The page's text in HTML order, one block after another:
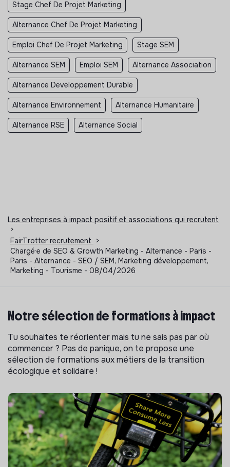
Stage Chef De Projet Marketing
Alternance Chef De Projet Marketing
Emploi Chef De Projet Marketing Stage SEM
Alternance SEM Emploi SEM Alternance Association
Alternance Developpement Durable
Alternance Environnement Alternance Humanitaire
Alternance RSE Alternance Social
Les entreprises à impact positif et associations qui recrutent
>
FairTrotter recrutement
>
Chargé·e de SEO & Growth Marketing - Alternance - Paris -
Paris - Alternance - SEO / SEM, Marketing développement,
Marketing - Tourisme - 08/04/2026
Notre sélection de formations à impact
Tu souhaites te réorienter mais tu ne sais pas par où
commencer ? Pas de panique, on te propose une
sélection de formations aux métiers de la transition
écologique et solidaire !